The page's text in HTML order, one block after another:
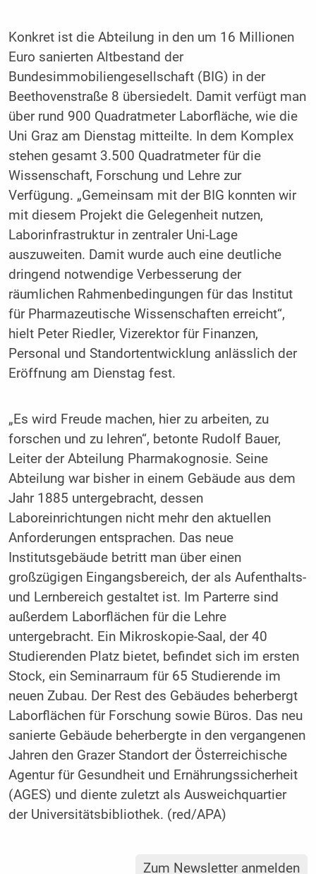
Konkret ist die Abteilung in den um 16 Millionen
Euro sanierten Altbestand der
Bundesimmobiliengesellschaft (BIG) in der
Beethovenstraße 8 übersiedelt. Damit verfügt man
über rund 900 Quadratmeter Laborfläche, wie die
Uni Graz am Dienstag mitteilte. In dem Komplex
stehen gesamt 3.500 Quadratmeter für die
Wissenschaft, Forschung und Lehre zur
Verfügung. „Gemeinsam mit der BIG konnten wir
mit diesem Projekt die Gelegenheit nutzen,
Laborinfrastruktur in zentraler Uni-Lage
auszuweiten. Damit wurde auch eine deutliche
dringend notwendige Verbesserung der
räumlichen Rahmenbedingungen für das Institut
für Pharmazeutische Wissenschaften erreicht“,
hielt Peter Riedler, Vizerektor für Finanzen,
Personal und Standortentwicklung anlässlich der
Eröffnung am Dienstag fest.
„Es wird Freude machen, hier zu arbeiten, zu
forschen und zu lehren“, betonte Rudolf Bauer,
Leiter der Abteilung Pharmakognosie. Seine
Abteilung war bisher in einem Gebäude aus dem
Jahr 1885 untergebracht, dessen
Laboreinrichtungen nicht mehr den aktuellen
Anforderungen entsprachen. Das neue
Institutsgebäude betritt man über einen
großzügigen Eingangsbereich, der als Aufenthalts-
und Lernbereich gestaltet ist. Im Parterre sind
außerdem Laborflächen für die Lehre
untergebracht. Ein Mikroskopie-Saal, der 40
Studierenden Platz bietet, befindet sich im ersten
Stock, ein Seminarraum für 65 Studierende im
neuen Zubau. Der Rest des Gebäudes beherbergt
Laborflächen für Forschung sowie Büros. Das neu
sanierte Gebäude beherbergte in den vergangenen
Jahren den Grazer Standort der Österreichische
Agentur für Gesundheit und Ernährungssicherheit
(AGES) und diente zuletzt als Ausweichquartier
der Universitätsbibliothek. (red/APA)
Zum Newsletter anmelden